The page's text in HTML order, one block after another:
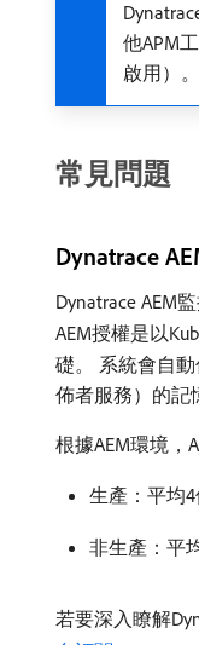
他APM
啟用）。
常見問題
Dynatrace
Dynatrace AEM
AEM授權是以
礎。 系統會自
佈者服務）的記
根據AEM環境，
生產：平均4
非生產：平
若要深入瞭解